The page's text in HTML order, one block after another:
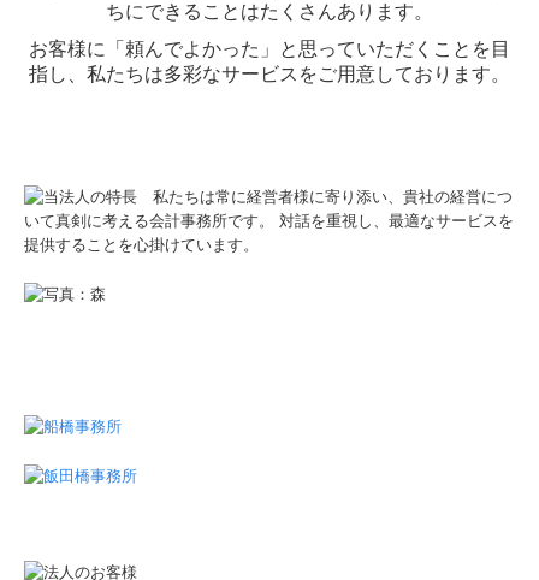
法人のお客様
経営支援
事業承継
個人のお客様
ちにできることはたくさんあります。
お客様に「頼んでよかった」と思っていただくことを目
指し、私たちは多彩なサービスをご用意しております。